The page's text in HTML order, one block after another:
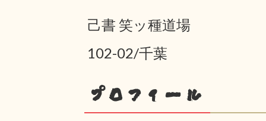
己書 笑ッ種道場
102-02/千葉
プロフィール